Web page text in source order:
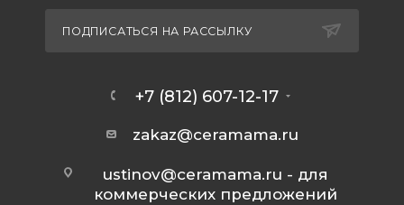
ПОДПИСАТЬСЯ НА РАССЫЛКУ
+7 (812) 607-12-17
zakaz@ceramama.ru
ustinov@ceramama.ru - для
коммерческих предложений